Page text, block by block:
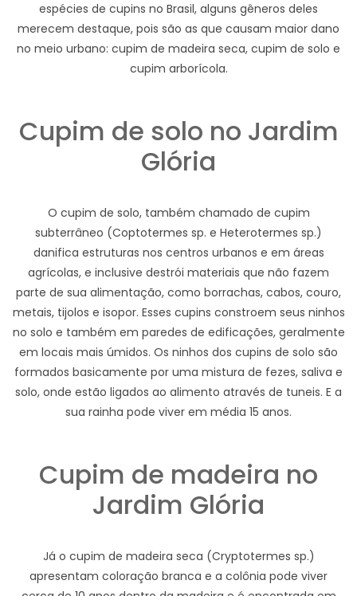
espécies de cupins no Brasil, alguns gêneros deles
merecem destaque, pois são as que causam maior dano
no meio urbano: cupim de madeira seca, cupim de solo e
cupim arborícola.
Cupim de solo no Jardim
Glória
O cupim de solo, também chamado de cupim
subterrâneo (Coptotermes sp. e Heterotermes sp.)
danifica estruturas nos centros urbanos e em áreas
agrícolas, e inclusive destrói materiais que não fazem
parte de sua alimentação, como borrachas, cabos, couro,
metais, tijolos e isopor. Esses cupins constroem seus ninhos
no solo e também em paredes de edificações, geralmente
em locais mais úmidos. Os ninhos dos cupins de solo são
formados basicamente por uma mistura de fezes, saliva e
solo, onde estão ligados ao alimento através de tuneis. E a
sua rainha pode viver em média 15 anos.
Cupim de madeira no
Jardim Glória
Já o cupim de madeira seca (Cryptotermes sp.)
apresentam coloração branca e a colônia pode viver